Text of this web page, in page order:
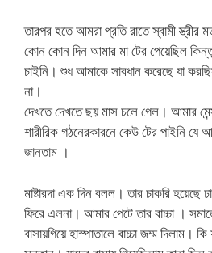
তারপর হতে আমরা প্রতি রাতে স্বামী
কোন কোন দিন আমার মা টের পেয়েছিল
চাইনি। শুধ আমাকে সাবধান করেছে যা
না।
দেখতে দেখতে ছয় মাস চলে গেল। আমার
শারীরিক গঠনেরকারনে কেউ টের পাইনি
জানতাম ।
মাষ্টারদা এক দিন বলল। তার চাকরি হয়েছে
ফিরে এলনা। আমার পেটে তার বাচ্চা ।
বাসায়গিয়ে হাস্পাতালে বাচ্চা জম্ম দিলাম।